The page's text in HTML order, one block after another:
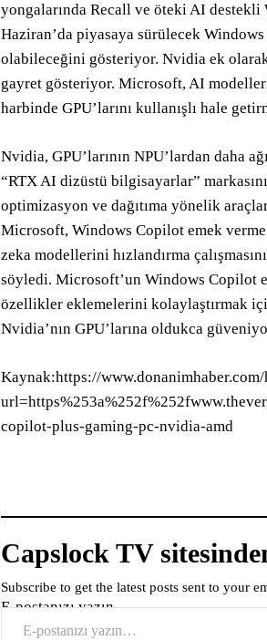
yongalarında Recall ve öteki AI
Haziran’da piyasaya sürülecek
olabileceğini gösteriyor. Nvidia ek
gayret gösteriyor. Microsoft, AI
harbinde GPU’larını kullanışlı hale
Nvidia, GPU’larının NPU’lardan daha
“RTX AI dizüstü bilgisayarlar”
optimizasyon ve dağıtıma yönelik
Microsoft, Windows Copilot emek
zeka modellerini hızlandırma
söyledi. Microsoft’un Windows Copilot
özellikler eklemelerini kolaylaştırmak
Nvidia’nın GPU’larına oldukca
Kaynak:https://
copilot-plus-gaming-pc-nvidia-amd
Capslock TV
Subscribe to get the latest posts sent to your
E-postanızı yazın…